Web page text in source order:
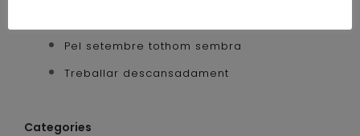
Pel setembre tothom sembra
Treballar descansadament
Categories